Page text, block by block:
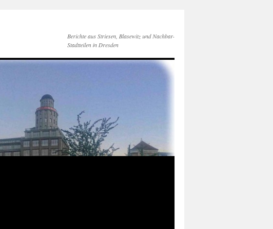
Berichte aus Striesen, Blasewitz und Nachbar-
Stadtteilen in Dresden